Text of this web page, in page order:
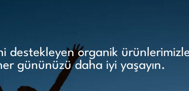
organik ürünlerimizle
gününüzü daha iyi yaşayın.